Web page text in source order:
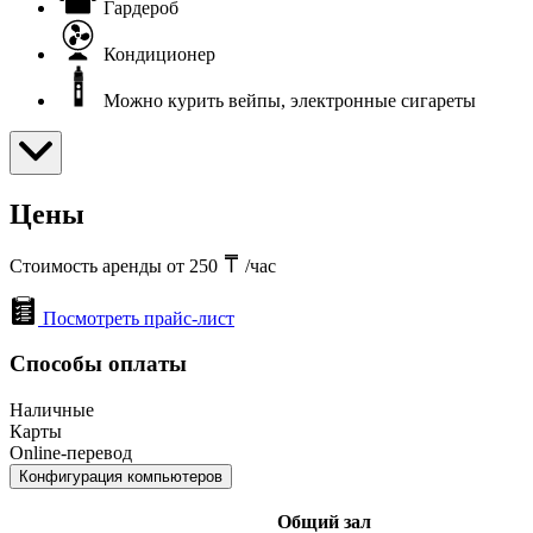
Гардероб
Кондиционер
Можно курить вейпы, электронные сигареты
Цены
Стоимость аренды от 250 /час
Посмотреть прайс-лист
Способы оплаты
Наличные
Карты
Online-перевод
Конфигурация компьютеров
Общий зал